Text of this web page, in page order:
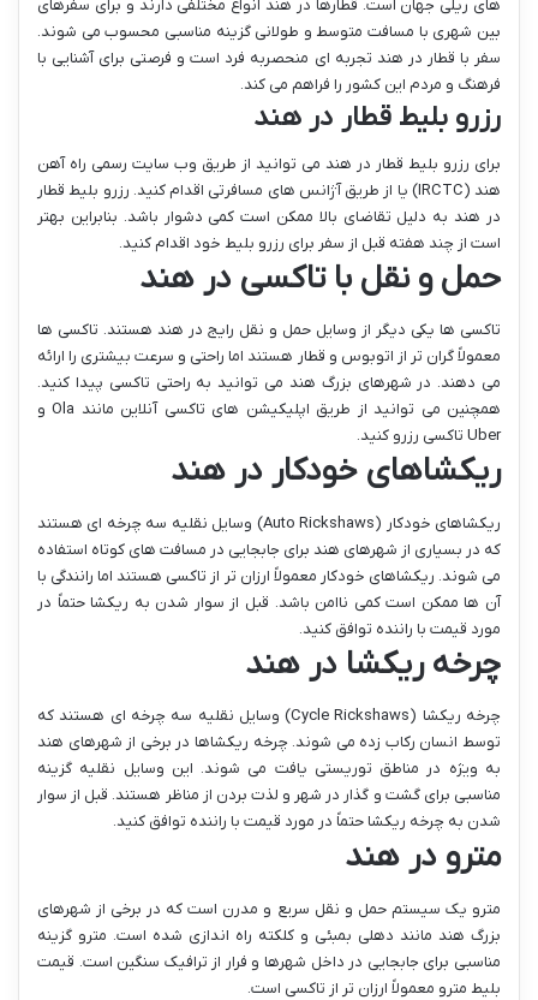
های ریلی جهان است. قطارها در هند انواع مختلفی دارند و برای سفرهای
بین شهری با مسافت متوسط و طولانی گزینه مناسبی محسوب می شوند.
سفر با قطار در هند تجربه ای منحصربه فرد است و فرصتی برای آشنایی با
فرهنگ و مردم این کشور را فراهم می کند.
رزرو بلیط قطار در هند
برای رزرو بلیط قطار در هند می توانید از طریق وب سایت رسمی راه آهن
هند (IRCTC) یا از طریق آژانس های مسافرتی اقدام کنید. رزرو بلیط قطار
در هند به دلیل تقاضای بالا ممکن است کمی دشوار باشد. بنابراین بهتر
است از چند هفته قبل از سفر برای رزرو بلیط خود اقدام کنید.
حمل و نقل با تاکسی در هند
تاکسی ها یکی دیگر از وسایل حمل و نقل رایج در هند هستند. تاکسی ها
معمولاً گران تر از اتوبوس و قطار هستند اما راحتی و سرعت بیشتری را ارائه
می دهند. در شهرهای بزرگ هند می توانید به راحتی تاکسی پیدا کنید.
همچنین می توانید از طریق اپلیکیشن های تاکسی آنلاین مانند Ola و
Uber تاکسی رزرو کنید.
ریکشاهای خودکار در هند
ریکشاهای خودکار (Auto Rickshaws) وسایل نقلیه سه چرخه ای هستند
که در بسیاری از شهرهای هند برای جابجایی در مسافت های کوتاه استفاده
می شوند. ریکشاهای خودکار معمولاً ارزان تر از تاکسی هستند اما رانندگی با
آن ها ممکن است کمی ناامن باشد. قبل از سوار شدن به ریکشا حتماً در
مورد قیمت با راننده توافق کنید.
چرخه ریکشا در هند
چرخه ریکشا (Cycle Rickshaws) وسایل نقلیه سه چرخه ای هستند که
توسط انسان رکاب زده می شوند. چرخه ریکشاها در برخی از شهرهای هند
به ویژه در مناطق توریستی یافت می شوند. این وسایل نقلیه گزینه
مناسبی برای گشت و گذار در شهر و لذت بردن از مناظر هستند. قبل از سوار
شدن به چرخه ریکشا حتماً در مورد قیمت با راننده توافق کنید.
مترو در هند
مترو یک سیستم حمل و نقل سریع و مدرن است که در برخی از شهرهای
بزرگ هند مانند دهلی بمبئی و کلکته راه اندازی شده است. مترو گزینه
مناسبی برای جابجایی در داخل شهرها و فرار از ترافیک سنگین است. قیمت
بلیط مترو معمولاً ارزان تر از تاکسی است.